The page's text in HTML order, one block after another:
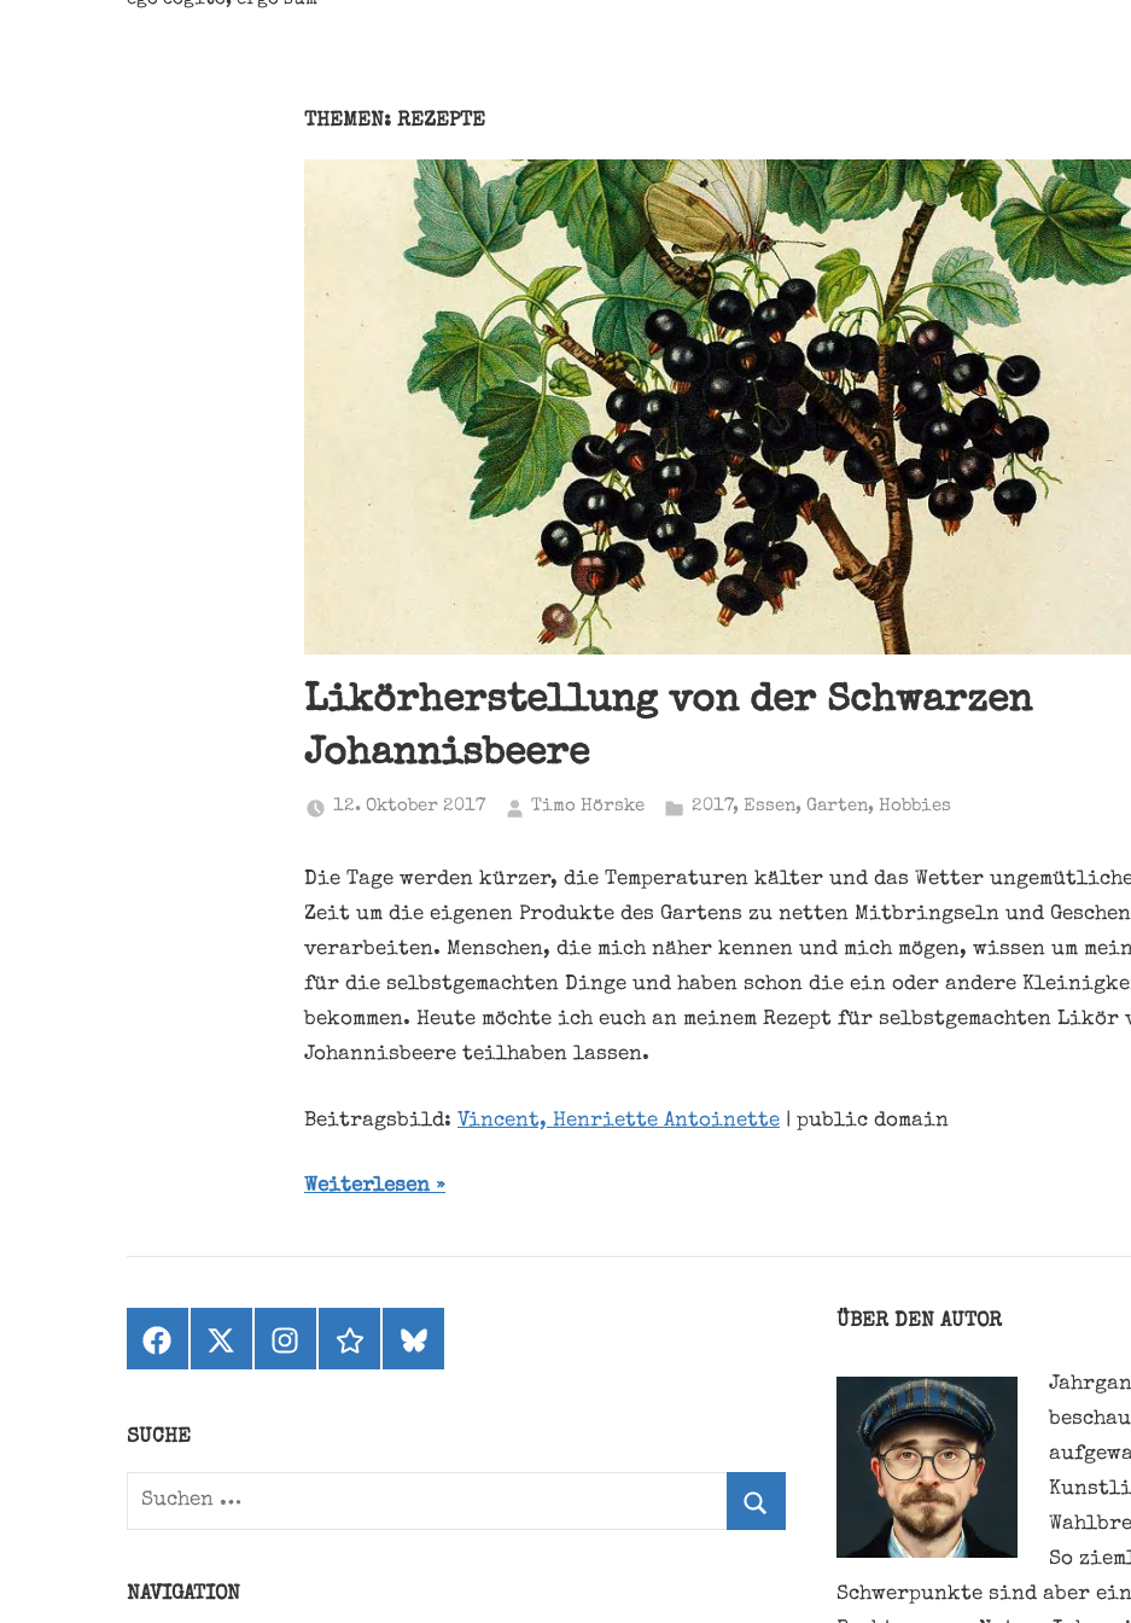
THEMEN: REZEPTE
Likörherstellung von der Schwarzen
Johannisbeere
12. Oktober 2017 Timo Hörske 2017, Essen, Garten, Hobbies
Die Tage werden kürzer, die Temperaturen kälter und das Wetter
Zeit um die eigenen Produkte des Gartens zu netten Mitbringseln und
verarbeiten. Menschen, die mich näher kennen und mich mögen, wissen um
für die selbstgemachten Dinge und haben schon die ein oder andere
bekommen. Heute möchte ich euch an meinem Rezept für selbstgemachten Likör
Johannisbeere teilhaben lassen.
Beitragsbild: Vincent, Henriette Antoinette | public domain
Weiterlesen
Facebook
X
(ehemals
Instagramthreadsbluesky
SUCHE
Suchen
NAVIGATION
ÜBER DEN AUTOR
So
Schwerpunkte sind aber